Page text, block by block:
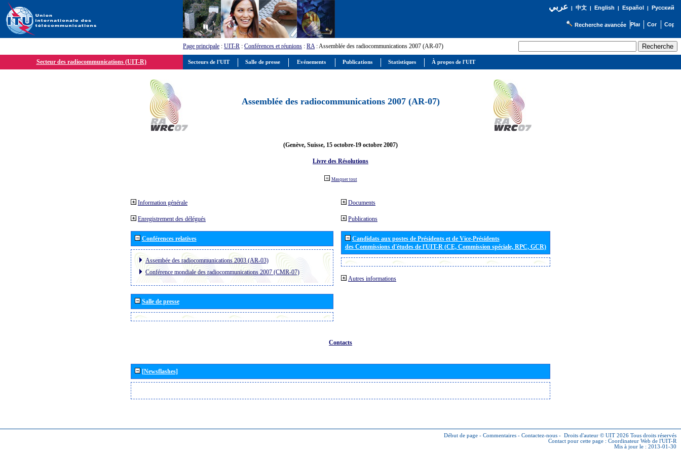
عربي| 中文| English | Español | Русский
Recherche avancée
Page principale : UIT-R : Conférences et réunions : RA: Assemblée des radiocommunications 2007 (AR-07)
Secteur des radiocommunications (UIT-R)
Assemblée des radiocommunications 2007 (AR-07)
(Genève, Suisse, 15 octobre-19 octobre 2007)
Livre des Résolutions
Masquer tout
Information générale
Enregistrement des délégués
Conférences relatives
Assembée des radiocommunications 2003 (AR-03)
Conférence mondiale des radiocommunications 2007 (CMR-07)
Salle de presse
Documents
Publications
Candidats aux postes de Présidents et de Vice-Présidents
des Commissions d'études de l'UIT-R (CE, Commission spéciale, RPC, GCR)
Autres informations
Contacts
[Newsflashes]
Début de page - Commentaires - Contactez-nous - Droits d'auteur © UIT 2026 Tous droits réservés
Contact pour cette page : Coordinateur Web de l'UIT-R
Mis à jour le : 2013-01-30
Secteurs de l'UIT Salle de presse Evénements Publications Statistiques À propos de l'UIT